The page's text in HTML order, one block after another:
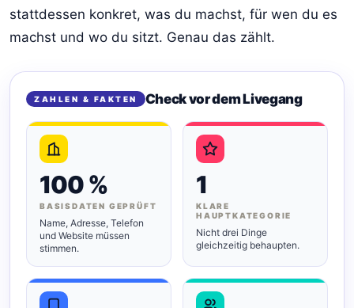
stattdessen konkret, was du machst, für wen du es
machst und wo du sitzt. Genau das zählt.
ZAHLEN & FAKTEN Check vor dem Livegang
100 %
BASISDATEN GEPRÜFT
Name, Adresse, Telefon
und Website müssen
stimmen.
1
KLARE
HAUPTKATEGORIE
Nicht drei Dinge
gleichzeitig behaupten.